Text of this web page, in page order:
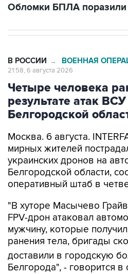
Обломки БПЛА
В РОССИИ → ВОЕННАЯ
21:58, 6 августа 2026
Четыре человека
результате атак
Белгородской
Москва. 6 августа.
мирных жителей
украинских дронов на
Белгородской области,
оперативный штаб в
"В хуторе Масычево
FPV-дрон атаковал
мужчину, которые
ранения тела, бригады
доставили в городскую
Белгорода", - говорится